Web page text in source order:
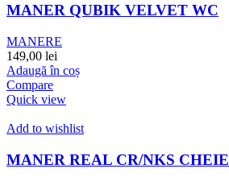
MANER QUBIK VELVET WC
MANERE
149,00 lei
Adaugă în coș
Compare
Quick view
Add to wishlist
MANER REAL CR/NKS CHEIE